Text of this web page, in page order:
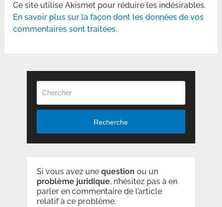
Ce site utilise Akismet pour réduire les indésirables.
En savoir plus sur la façon dont les données de vos
commentaires sont traitées.
Recherche
Si vous avez une question ou un
problème juridique, n’hésitez pas à en
parler en commentaire de l’article
relatif à ce problème.